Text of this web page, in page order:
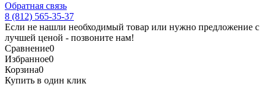
Обратная связь
8 (812) 565-35-37
Если не нашли необходимый товар или нужно предложение с
лучшей ценой - позвоните нам!
Сравнение0
Избранное0
Корзина0
Купить в один клик